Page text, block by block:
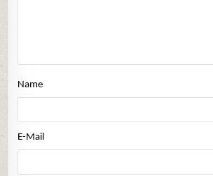
Name
E-Mail